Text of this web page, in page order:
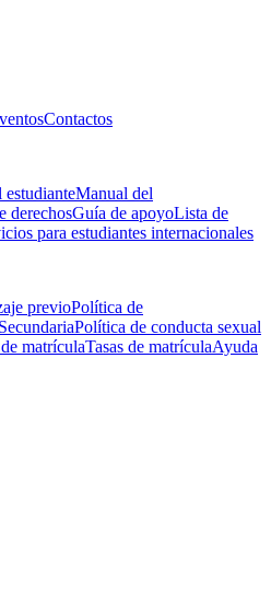
Contactos
estudianteManual del
derechosGuía de apoyoLista de
para estudiantes internacionales
previoPolítica de
Política de conducta sexual
matrículaTasas de matrículaAyuda